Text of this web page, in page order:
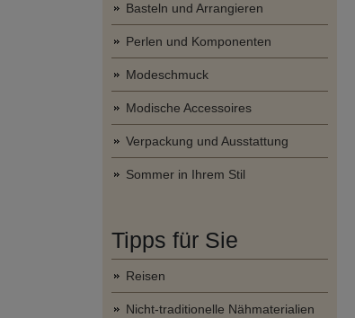
Basteln und Arrangieren
Perlen und Komponenten
Modeschmuck
Modische Accessoires
Verpackung und Ausstattung
Sommer in Ihrem Stil
Tipps für Sie
Reisen
Nicht-traditionelle Nähmaterialien